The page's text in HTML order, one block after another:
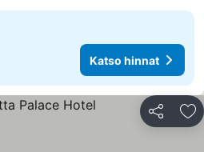
Katso hinnat
Jaa